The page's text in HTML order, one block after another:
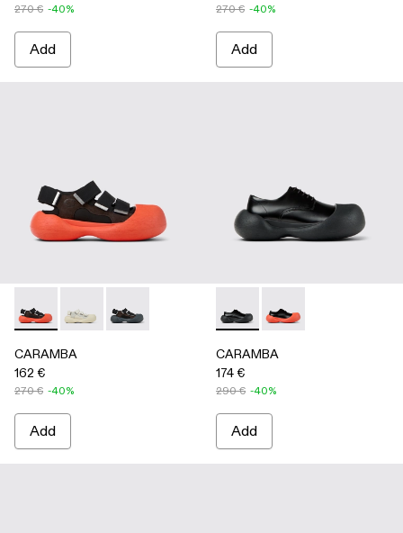
270 € -40%
Add
270 € -40%
Add
CARAMBA - A500053-005 - BLACK
CARAMBA - A500053-004 - WHITE
CARAMBA - A500053-001 - BLACK
CARAMBA
162 €
270 € -40%
Add
CARAMBA - A500052-001
CARAMBA -
CARAMBA
174 €
290 € -40%
Add